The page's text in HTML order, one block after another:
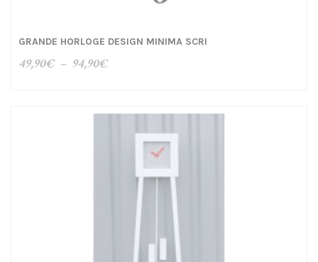
GRANDE HORLOGE DESIGN MINIMA SCRI
49,90€ – 94,90€Plage
49,90€